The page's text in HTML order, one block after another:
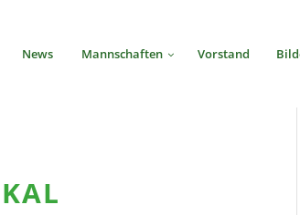
News Mannschaften Vorstand